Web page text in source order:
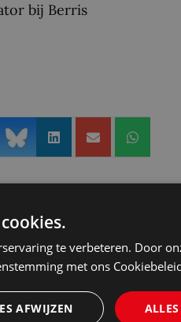
bij Berris
te verbeteren. Door
met ons
AFWIJZEN